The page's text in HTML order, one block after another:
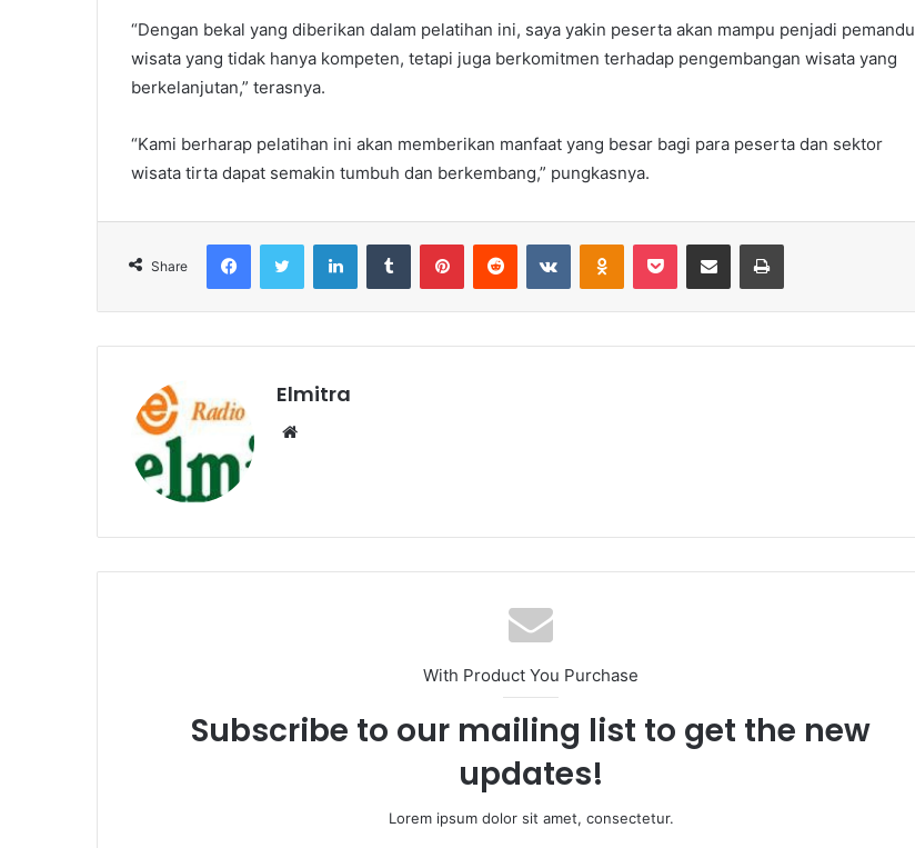
“Dengan bekal yang diberikan dalam pelatihan ini, saya yakin peserta akan mampu penjadi pemandu
wisata yang tidak hanya kompeten, tetapi juga berkomitmen terhadap pengembangan wisata yang
berkelanjutan,” terasnya.
“Kami berharap pelatihan ini akan memberikan manfaat yang besar bagi para peserta dan sektor
wisata tirta dapat semakin tumbuh dan berkembang,” pungkasnya.
Share
FacebookTwitter LinkedInTumblr PinterestReddit VKontakteOdnoklassniki
Pocket Share via Email Print
Elmitra
Website
With Product You Purchase
Subscribe to our mailing list to get the new
updates!
Lorem ipsum dolor sit amet, consectetur.